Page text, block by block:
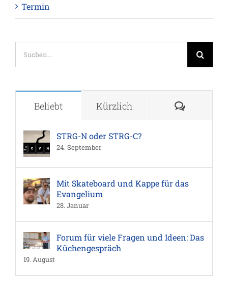
Termin
Beliebt Kürzlich
STRG-N oder STRG-C?
24. September
Mit Skateboard und Kappe für das
Evangelium
28. Januar
Forum für viele Fragen und Ideen: Das
Küchengespräch
19. August